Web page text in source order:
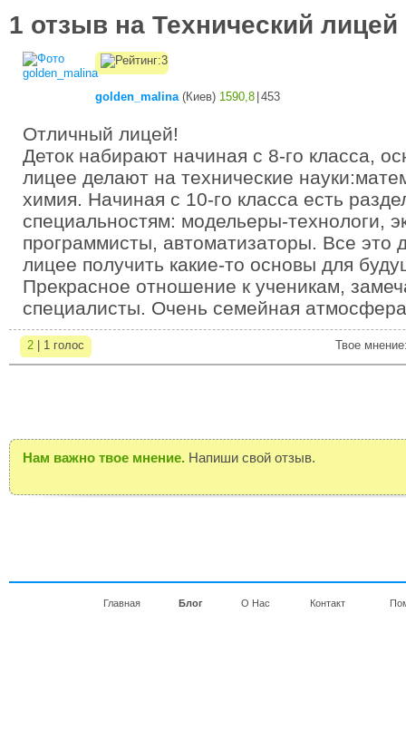
1 отзыв на Технический лицей
golden_malina(Киев) 1590,8 453
Отличный лицей!
Деток набирают начиная с 8-го класса,
лицее делают на технические
химия. Начиная с 10-го класса есть
специальностям: модельеры-технологи,
программисты, автоматизаторы. Все это
лицее получить какие-то основы для
Прекрасное отношение к ученикам,
специалисты. Очень семейная атмосфера
2 | 1 голос Твое
Нам важно твое мнение. Напиши свой отзыв.
Главная Блог О Нас Контакт